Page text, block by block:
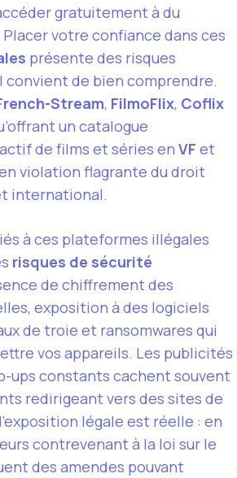
gratuitement à du
votre confiance dans ces
présente des risques
convient de bien comprendre.
Stream, FilmoFlix, Coflix
un catalogue
de films et séries en VF et
violation flagrante du droit
international.
à ces plateformes illégales
risques de sécurité
de chiffrement des
exposition à des logiciels
de troie et ransomwares qui
vos appareils. Les publicités
ups constants cachent souvent
redirigeant vers des sites de
légale est réelle : en
contrevenant à la loi sur le
des amendes pouvant